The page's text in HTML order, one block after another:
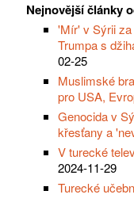
Nejnovější články
'Mír' v Sýrii za
Trumpa s
02-25
Muslimské
pro USA,
Genocida v
křesťany a
V turecké
2024-11-29
Turecké